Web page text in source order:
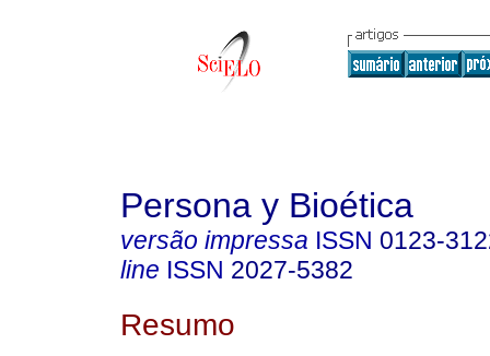
Persona y Bioética
versão impressa ISSN 0123-
line ISSN 2027-5382
Resumo